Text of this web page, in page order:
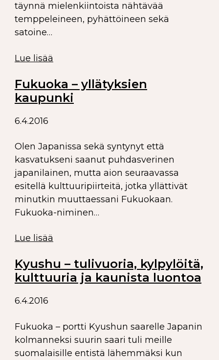
täynnä mielenkiintoista nähtävää
temppeleineen, pyhättöineen sekä
satoine…
Lue lisää
Fukuoka – yllätyksien
kaupunki
6.4.2016
Olen Japanissa sekä syntynyt että
kasvatukseni saanut puhdasverinen
japanilainen, mutta aion seuraavassa
esitellä kulttuuripiirteitä, jotka yllättivät
minutkin muuttaessani Fukuokaan.
Fukuoka-niminen…
Lue lisää
Kyushu – tulivuoria, kylpylöitä,
kulttuuria ja kaunista luontoa
6.4.2016
Fukuoka – portti Kyushun saarelle Japanin
kolmanneksi suurin saari tuli meille
suomalaisille entistä lähemmäksi kun